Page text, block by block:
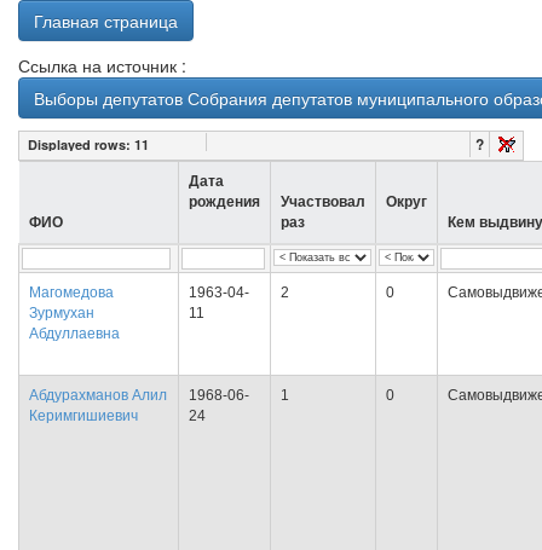
Главная страница
Ссылка на источник :
Выборы депутатов Собрания депутатов муниципального
Displayed rows: 11 ?
ФИО
Дата
рождения
Участвовал
раз
Округ
Кем
Магомедова
Зурмухан
Абдуллаевна
1963-04-
11
2 0
Абдурахманов Алил
Керимгишиевич
1968-06-
24
1 0